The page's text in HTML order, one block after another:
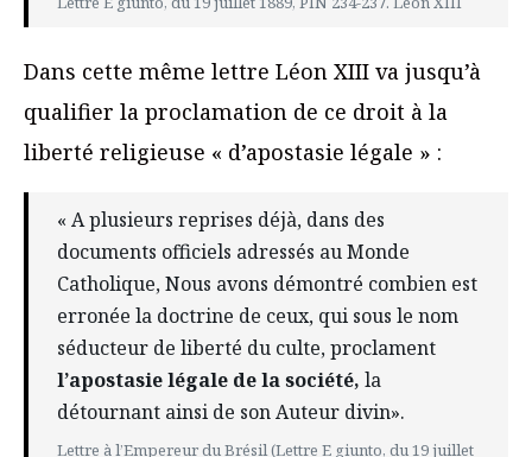
Dans cette même lettre Léon XIII va jusqu’à
qualifier la proclamation de ce droit à la
liberté religieuse « d’apostasie légale » :
« A plusieurs reprises déjà, dans des
documents officiels adressés au Monde
Catholique, Nous avons démontré combien est
erronée la doctrine de ceux, qui sous le nom
séducteur de liberté du culte, proclament
l’apostasie légale de la société, la
détournant ainsi de son Auteur divin».
Lettre à l’Empereur du Brésil (Lettre E giunto, du 19 juillet